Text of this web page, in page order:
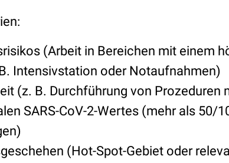
(Arbeit in Bereichen mit einem
Intensivstation oder Notaufnahmen)
(z. B. Durchführung von Prozeduren
SARS-CoV-2-Wertes (mehr als 50/
(Hot-Spot-Gebiet oder